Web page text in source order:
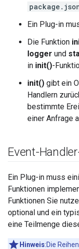
Ein Plug-in
Die Funktion
logger und
in init()-
init() gibt ein
Handlern
bestimmte
einer Anfrage
Event-
Ein Plug-in muss
Funktionen
Funktionen Sie
optional und ein
eine Teilmenge
Hinweis:Die